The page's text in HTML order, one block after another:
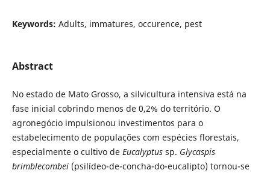
Keywords: Adults, immatures, occurence, pest
Abstract
No estado de Mato Grosso, a silvicultura intensiva está na
fase inicial cobrindo menos de 0,2% do território. O
agronegócio impulsionou investimentos para o
estabelecimento de populações com espécies florestais,
especialmente o cultivo de Eucalyptussp. Glycaspis
brimblecombei (psilídeo-de-concha-do-eucalipto) tornou-se